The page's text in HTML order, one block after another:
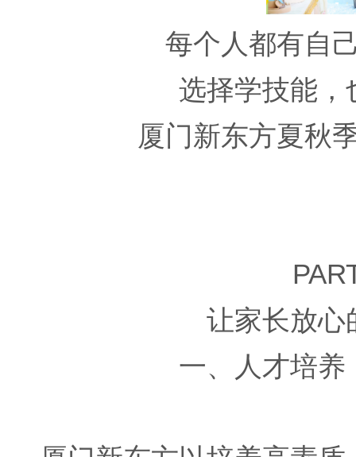
每个人都有自
选择学技能，
厦门新东方夏秋
让家长放心
一、人才培养